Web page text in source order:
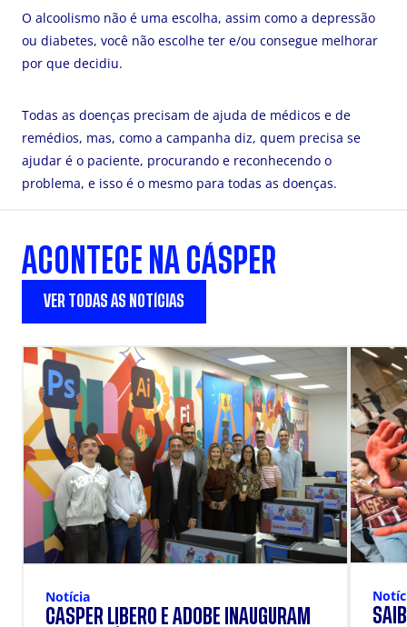
O alcoolismo não é uma escolha, assim como a depressão
ou diabetes, você não escolhe ter e/ou consegue melhorar
por que decidiu.
Todas as doenças precisam de ajuda de médicos e de
remédios, mas, como a campanha diz, quem precisa se
ajudar é o paciente, procurando e reconhecendo o
problema, e isso é o mesmo para todas as doenças.
ACONTECE NA CÁSPER
VER TODAS AS NOTÍCIAS
Notícia
CÁSPER LÍBERO E ADOBE INAUGURAM